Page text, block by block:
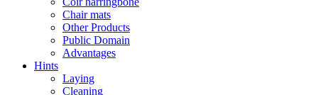
Chair mats
Other Products
Public Domain
Advantages
Hints
Laying
Cleaning